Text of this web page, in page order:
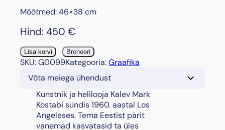
Mõõtmed: 46×38 cm
Hind: 450 €
"
M
Lisa korvi Broneeri
SKU:G0099Kategooria:Graafika
Võta meiega ühendust
Kunstnik ja helilooja Kalev Mark
Kostabi sündis 1960. aastal Los
Angeleses. Tema Eestist pärit
vanemad kasvatasid ta üles